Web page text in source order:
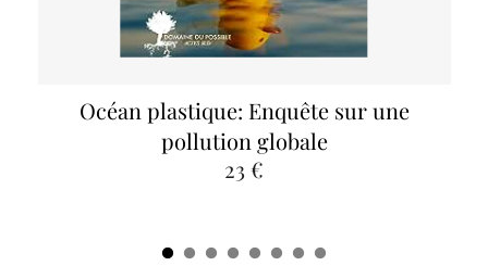
Océan plastique: Enquête sur une
pollution globale
23 €